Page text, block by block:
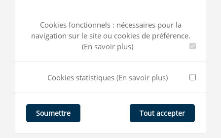
Cookies fonctionnels : nécessaires pour la
navigation sur le site ou cookies de préférence.
(En savoir plus)
Cookies statistiques (En savoir plus)
Soumettre Tout accepter